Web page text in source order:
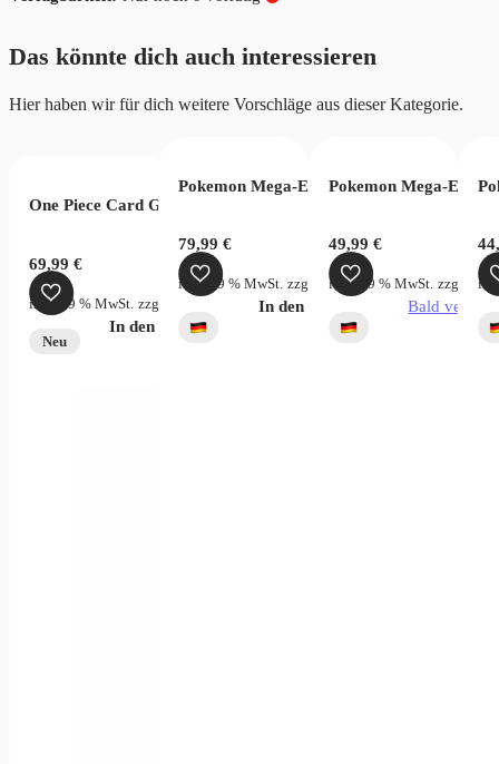
Das könnte dich auch interessieren
Hier haben wir für dich weitere Vorschläge aus dieser Kategorie.
Figuren-Kollektion
Versandkosten
One Piece Card Game Two Legends OPC08 Display Chinese
69,99€
inkl. 19 % MwSt. zzgl. Versandkosten
In den Warenkorb
Neu
Pokemon Mega-Entwicklung Dunkelnacht
79,99€
inkl. 19 % MwSt. zzgl. Versandkosten
In den Warenkorb
Pokemon Mega-
49,99 €
inkl. 19 % MwSt. zzgl.
Bald